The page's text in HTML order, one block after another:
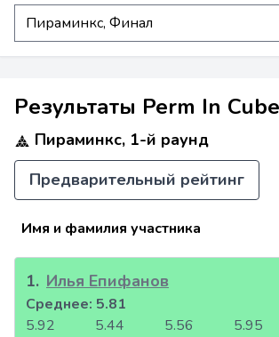
Результаты Perm In
Пираминкс, 1-й раунд
Предварительный рейтинг
Имя и фамилия участника
1. Илья Епифанов
5.92 5.44 5.56 5.95
Среднее: 5.81